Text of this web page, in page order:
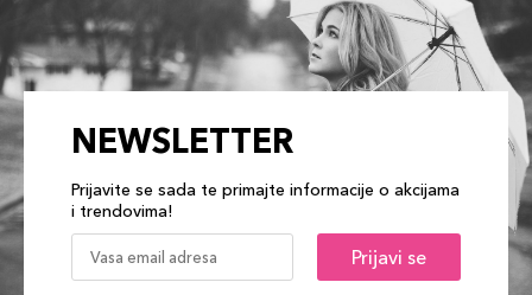
NEWSLETTER
Prijavite se sada te primajte informacije o akcijama
i trendovima!
Prijavi se